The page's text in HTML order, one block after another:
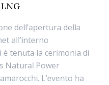
dell’apertura della
all’interno
è tenuta la cerimonia di
Natural Power
L’evento ha